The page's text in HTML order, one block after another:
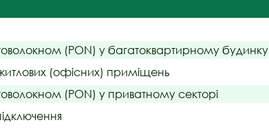
(PON) у багатоквартирному будинку
(офісних) приміщень
(PON) у приватному секторі